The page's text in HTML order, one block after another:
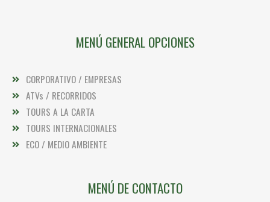
MENÚ GENERAL OPCIONES
CORPORATIVO / EMPRESAS
ATVs / RECORRIDOS
TOURS A LA CARTA
TOURS INTERNACIONALES
ECO / MEDIO AMBIENTE
MENÚ DE CONTACTO